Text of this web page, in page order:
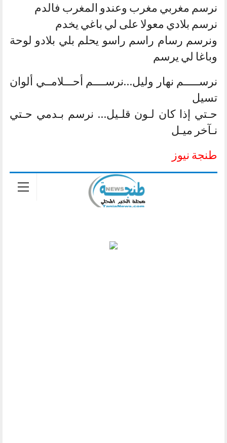
نرسم مغربي مغرب وعندو المغرب فالدم
نرسم بلادي معولا على لي باغي يخدم
ونرسم رسام راسم راسو يحلم بلي بلادو لوحة
وباغا لي يرسم
نرســـــم نهار وليل…نرســــم أحـــلامــي ألوان
تسيل
حـتي إذا كان لـون قلـيل… نرسم بـدمي حـتي
نـآخر ميـل
طنجة نيوز